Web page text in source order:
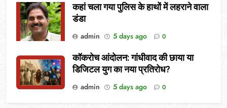
कहां चला गया पुलिस के हाथों में लहराने वाला
डंडा
admin
5 days ago 0
कॉकरोच आंदोलन: गांधीवाद की छाया या
डिजिटल युग का नया प्रतिरोध?
admin
5 days ago 0